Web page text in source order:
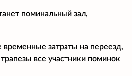
поминальный зал,
затраты на переезд,
все участники поминок